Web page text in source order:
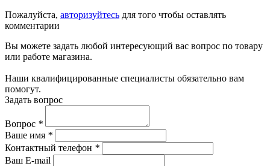
Пожалуйста, авторизуйтесь для того чтобы оставлять
комментарии
Вы можете задать любой интересующий вас вопрос по товару
или работе магазина.
Наши квалифицированные специалисты обязательно вам
помогут.
Задать вопрос
Вопрос *
Ваше имя *
Контактный телефон *
Ваш E-mail